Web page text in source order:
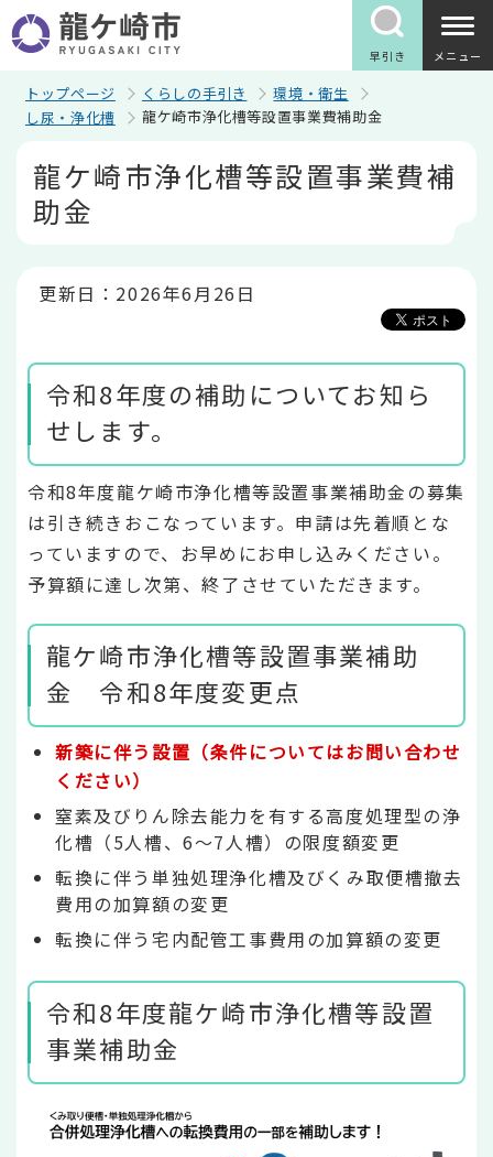
の
ペ
早引き メニュー
トップページ くらしの手引き
環境・衛生
し尿・浄化槽
龍ケ崎市浄化槽等設置事業費補助金
龍ケ崎市浄化槽等設置事業費補
助金
更新日：2026年6月26日
令和8年度の補助についてお知ら
せします。
令和8年度龍ケ崎市浄化槽等設置事業補助金の募集
は引き続きおこなっています。申請は先着順とな
っていますので、お早めにお申し込みください。
予算額に達し次第、終了させていただきます。
龍ケ崎市浄化槽等設置事業補助
金 令和8年度変更点
新築に伴う設置（条件についてはお問い合わせ
ください）
窒素及びりん除去能力を有する高度処理型の浄
化槽（5人槽、6～7人槽）の限度額変更
転換に伴う単独処理浄化槽及びくみ取便槽撤去
費用の加算額の変更
転換に伴う宅内配管工事費用の加算額の変更
令和8年度龍ケ崎市浄化槽等設置
事業補助金